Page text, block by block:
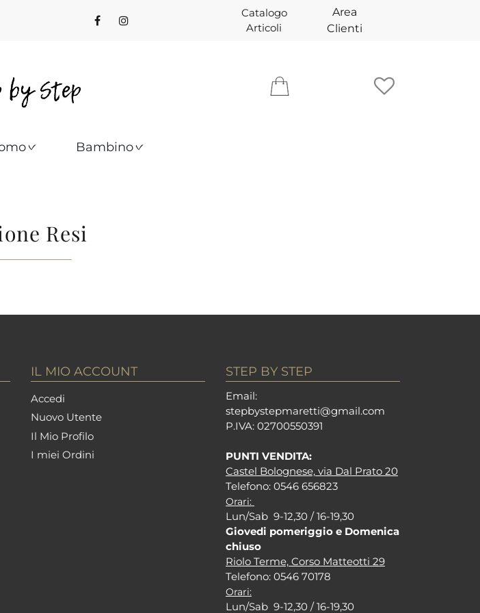
Catalogo
Articoli
Area
Clienti
Bambino
Resi
IL MIO ACCOUNT
Accedi
Nuovo Utente
Il Mio Profilo
I miei Ordini
STEP BY STEP
Email:
stepbystepmaretti@gmail.com
P.IVA: 02700550391
PUNTI VENDITA:
Castel Bolognese, via Dal Prato 20
Telefono: 0546 656823
Orari:
Lun/Sab 9-12,30 / 16-19,30
Giovedi pomeriggio e Domenica
chiuso
Riolo Terme, Corso Matteotti 29
Telefono: 0546 70178
Orari:
Lun/Sab 9-12,30 / 16-19,30